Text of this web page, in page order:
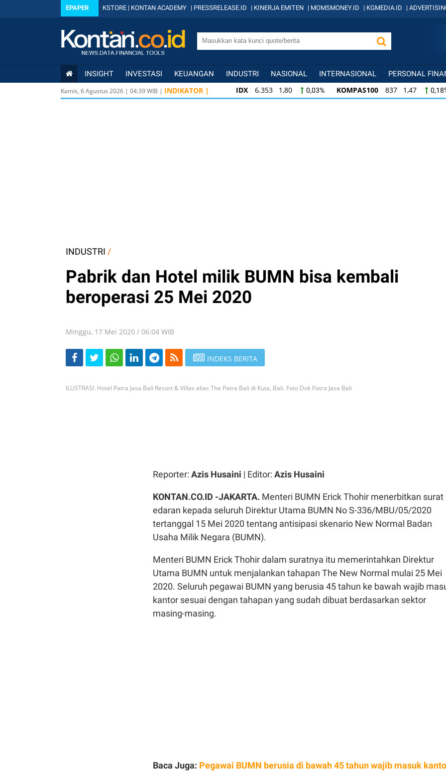
EPAPER KSTORE | KONTAN ACADEMY | PRESSRELEASE.ID | KINERJA EMITEN | MOMSMONEY.ID | KGMEDIA.ID |
INSIGHT INVESTASI KEUANGAN INDUSTRI NASIONAL INTERNASIONAL PERSONAL
Kamis, 6 Agustus 2026 | 04:39WIB | INDIKATOR | IDX 6.353 1,80 0,03% KOMPAS100 837 1,47
KOMPAS100 837 1,47 0,18% LQ45 635 0,55 0,09%
INDUSTRI /
Pabrik dan Hotel milik BUMN bisa kembali
beroperasi 25 Mei 2020
Minggu, 17 Mei 2020 / 06:04 WIB
INDEKS BERITA
ILUSTRASI. Hotel Patra Jasa Bali Resort & Villas alias The Patra Bali di Kuta, Bali. Foto Dok Patra Jasa Bali
Reporter: Azis Husaini | Editor: Azis Husaini
KONTAN.CO.ID -JAKARTA. Menteri BUMN Erick Thohir menerbitkan surat
edaran kepada seluruh Direktur Utama BUMN No S-336/MBU/05/2020
tertanggal 15 Mei 2020 tentang antisipasi skenario New Normal Badan
Usaha Milik Negara (BUMN).
Menteri BUMN Erick Thohir dalam suratnya itu memerintahkan Direktur
Utama BUMN untuk menjalankan tahapan The New Normal mulai 25 Mei
2020. Seluruh pegawai BUMN yang berusia 45 tahun ke bawah wajib
kantor sesuai dengan tahapan yang sudah dibuat berdasarkan sektor
masing-masing.
Baca Juga: Pegawai BUMN berusia di bawah 45 tahun wajib masuk